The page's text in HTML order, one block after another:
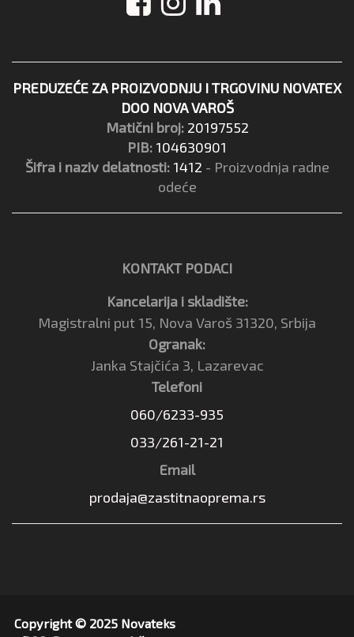
PREDUZEĆE ZA PROIZVODNJU I TRGOVINU NOVATEX
DOO NOVA VAROŠ
Matični broj: 20197552
PIB: 104630901
Šifra i naziv delatnosti: 1412 - Proizvodnja radne
odeće
KONTAKT PODACI
Kancelarija i skladište:
Magistralni put 15, Nova Varoš 31320, Srbija
Ogranak:
Janka Stajčića 3, Lazarevac
Telefoni
060/6233-935
033/261-21-21
Email
prodaja@zastitnaoprema.rs
Copyright © 2025 Novateks